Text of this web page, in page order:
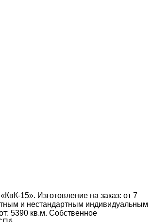
15». Изготовление на заказ: от 7
и нестандартным индивидуальным
5390 кв.м. Собственное